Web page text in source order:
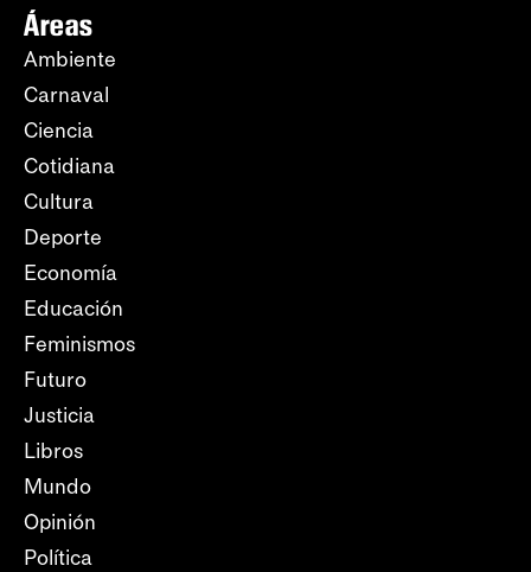
Áreas
Ambiente
Carnaval
Ciencia
Cotidiana
Cultura
Deporte
Economía
Educación
Feminismos
Futuro
Justicia
Libros
Mundo
Opinión
Política